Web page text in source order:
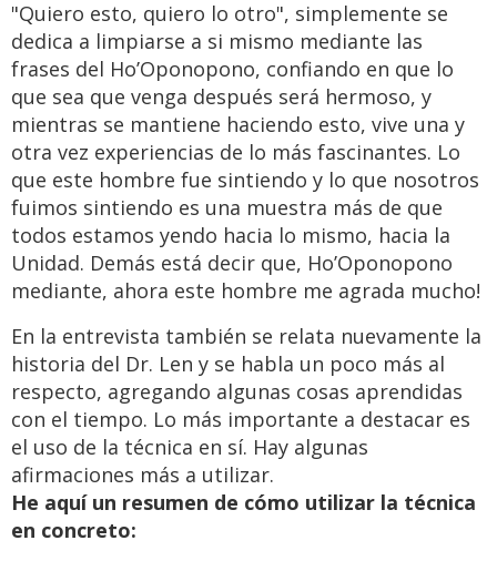
"Quiero esto, quiero lo otro", simplemente se
dedica a limpiarse a si mismo mediante las
frases del Ho’Oponopono, confiando en que lo
que sea que venga después será hermoso, y
mientras se mantiene haciendo esto, vive una y
otra vez experiencias de lo más fascinantes. Lo
que este hombre fue sintiendo y lo que nosotros
fuimos sintiendo es una muestra más de que
todos estamos yendo hacia lo mismo, hacia la
Unidad. Demás está decir que, Ho’Oponopono
mediante, ahora este hombre me agrada mucho!
En la entrevista también se relata nuevamente la
historia del Dr. Len y se habla un poco más al
respecto, agregando algunas cosas aprendidas
con el tiempo. Lo más importante a destacar es
el uso de la técnica en sí. Hay algunas
afirmaciones más a utilizar.
He aquí un resumen de cómo utilizar la técnica
en concreto: